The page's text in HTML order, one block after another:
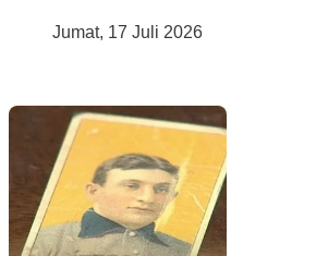
Jumat, 17 Juli 2026